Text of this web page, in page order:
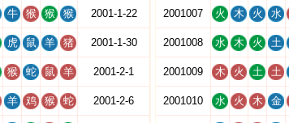
牛 猴 猴 猴 2001-1-22
虎 鼠 羊 猪 2001-1-30
猴 蛇 鼠 羊 2001-2-1
羊 鸡 猴 蛇 2001-2-6
2001007 火 木 火 水
2001008 水 木 火 土
2001009 木 火 土 土
2001010 水 火 木 金